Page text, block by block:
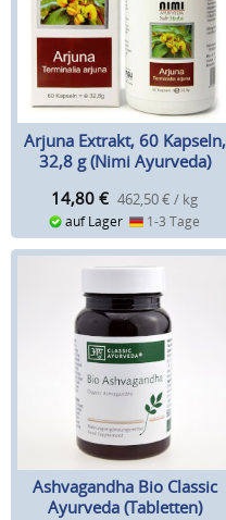
Arjuna Extrakt, 60 Kapseln,
32,8 g (Nimi Ayurveda)
14,80 € 462,50 € / kg
auf Lager 1-3 Tage
Ashvagandha Bio Classic
Ayurveda (Tabletten)